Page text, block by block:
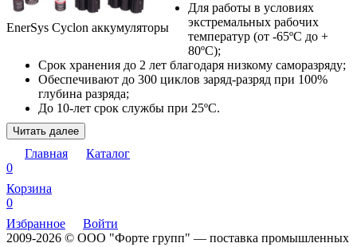
EnerSys Cyclon аккумуляторы
Для работы в условиях
экстремальных рабочих
температур (от -65ºC до +
80ºC);
Срок хранения до 2 лет благодаря низкому саморазряду;
Обеспечивают до 300 циклов заряд-разряд при 100%
глубина разряда;
До 10-лет срок службы при 25ºC.
Аккумуляторы EnerSys серии PowerSafe V FT
стоек 19``, 23`` и ETSI,
Читать далее
Главная
Каталог
0
Корзина
0
Избранное
Войти
2009-2026 © ООО "Форте групп" — поставка промышленных